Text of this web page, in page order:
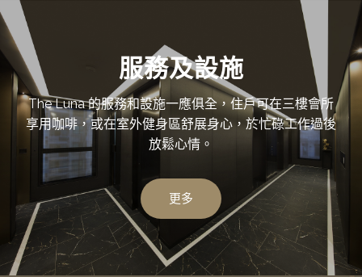
服務及設施
The Luna 的服務和設施一應俱全，住戶可在三樓會所
享用咖啡，或在室外健身區舒展身心，於忙碌工作過後
放鬆心情。
更多